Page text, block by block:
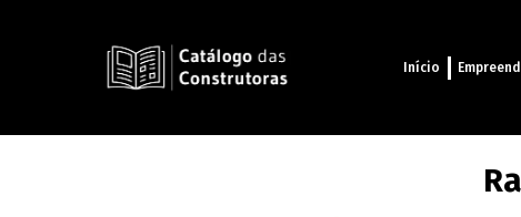
Início